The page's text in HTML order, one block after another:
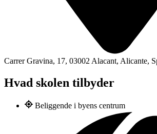
Carrer Gravina, 17, 03002 Alacant, Alicante,
Hvad skolen tilbyder
Beliggende i byens centrum